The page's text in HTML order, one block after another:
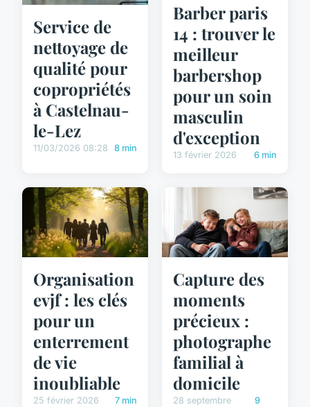
Service de
nettoyage de
qualité pour
copropriétés
à Castelnau-
le-Lez
11/03/2026 08:28 8 min
Barber paris
14 : trouver le
meilleur
barbershop
pour un soin
masculin
d'exception
13 février 2026 6 min
Organisation
evjf : les clés
pour un
enterrement
de vie
inoubliable
25 février 2026 7 min
Capture des
moments
précieux :
photographe
familial à
domicile
28 septembre
9